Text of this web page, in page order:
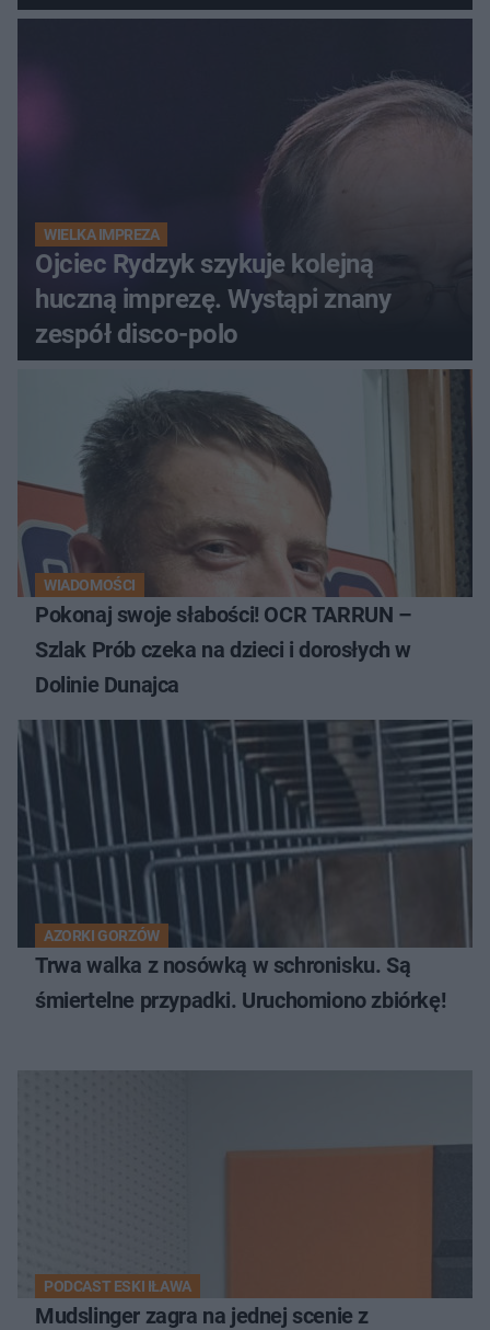
WIELKA IMPREZA
Ojciec Rydzyk szykuje kolejną
huczną imprezę. Wystąpi znany
zespół disco-polo
WIADOMOŚCI
Pokonaj swoje słabości! OCR TARRUN –
Szlak Prób czeka na dzieci i dorosłych w
Dolinie Dunajca
AZORKI GORZÓW
Trwa walka z nosówką w schronisku. Są
śmiertelne przypadki. Uruchomiono zbiórkę!
PODCAST ESKI IŁAWA
Mudslinger zagra na jednej scenie z